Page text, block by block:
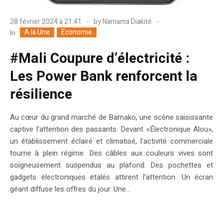
28 février 2024 à 21:41 byNamama Diakité
In
A la Une Economie
#Mali Coupure d’électricité :
Les Power Bank renforcent la
résilience
Au cœur du grand marché de Bamako, une scène saisissante
captive l’attention des passants. Devant «Électronique Alou»,
un établissement éclairé et climatisé, l’activité commerciale
tourne à plein régime. Des câbles aux couleurs vives sont
soigneusement suspendus au plafond. Des pochettes et
gadgets électroniques étalés attirent l’attention. Un écran
géant diffuse les offres du jour. Une...